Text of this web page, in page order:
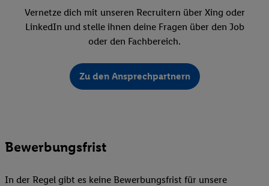
Vernetze dich mit unseren Recruitern über Xing oder
LinkedIn und stelle ihnen deine Fragen über den Job
oder den Fachbereich.
Zu den Ansprechpartnern
Bewerbungsfrist
In der Regel gibt es keine Bewerbungsfrist für unsere